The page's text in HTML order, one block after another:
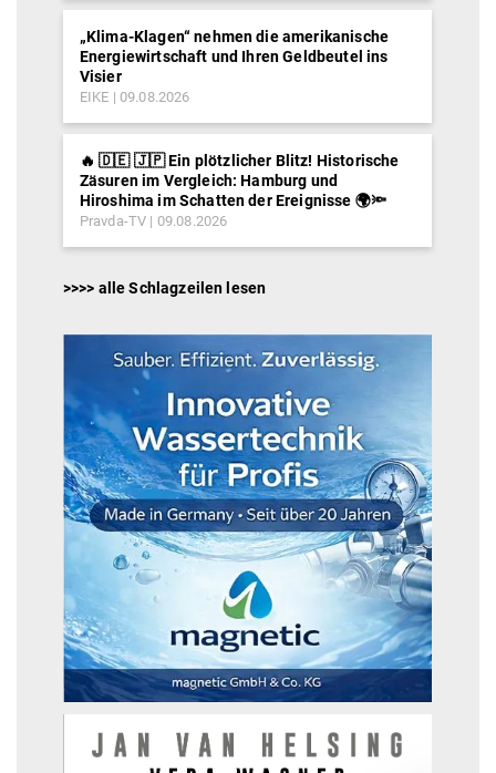
„Klima-Klagen“ nehmen die amerikanische
Energiewirtschaft und Ihren Geldbeutel ins
Visier
EIKE 09.08.2026
🔥 🇩🇪 🇯🇵 Ein plötzlicher Blitz! Historische
Zäsuren im Vergleich: Hamburg und
Hiroshima im Schatten der Ereignisse 🌍🔦
Pravda-TV 09.08.2026
>>>> alle Schlagzeilen lesen